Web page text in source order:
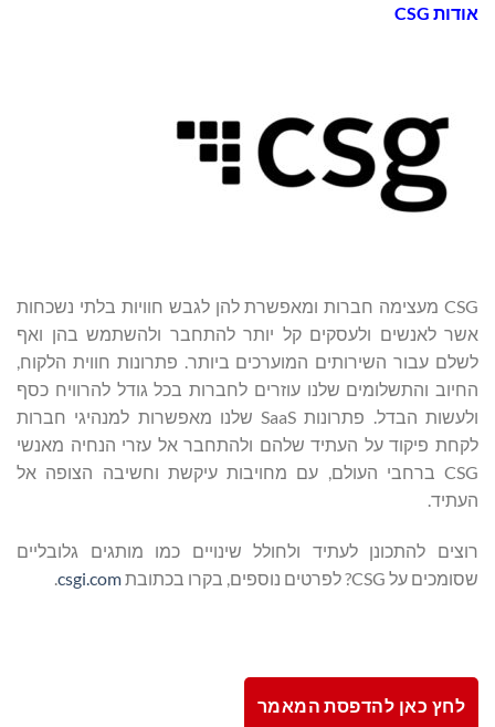
אודות CSG
CSG מעצימה חברות ומאפשרת להן לגבש חוויות בלתי נשכחות
אשר לאנשים ולעסקים קל יותר להתחבר ולהשתמש בהן ואף
לשלם עבור השירותים המוערכים ביותר. פתרונות חווית הלקוח,
החיוב והתשלומים שלנו עוזרים לחברות בכל גודל להרוויח כסף
ולעשות הבדל. פתרונות SaaS שלנו מאפשרות למנהיגי חברות
לקחת פיקוד על העתיד שלהם ולהתחבר אל עזרי הנחיה מאנשי
CSG ברחבי העולם, עם מחויבות עיקשת וחשיבה הצופה אל
העתיד.
רוצים להתכונן לעתיד ולחולל שינויים כמו מותגים גלובליים
שסומכים על CSG? לפרטים נוספים, בקרו בכתובת
csgi.com
.
לחץ כאן להדפסת המאמר